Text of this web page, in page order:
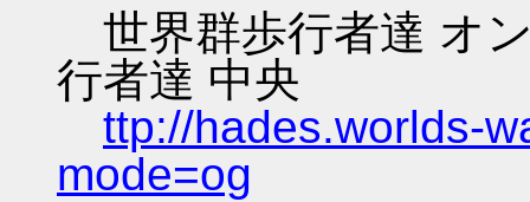
世界群歩行者達 オ
行者達 中央
ttp://hades.worlds-
mode=og